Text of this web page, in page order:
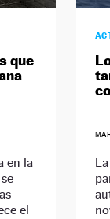
que
en la
el